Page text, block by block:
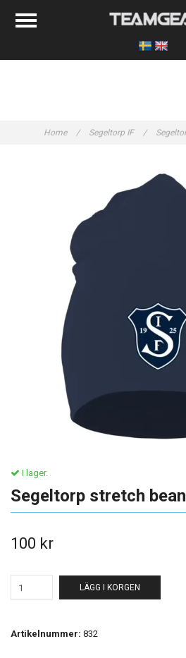
Home / Segeltorp IF /
I lager.
Segeltorp stretch
100 kr
LÄGG I KORGEN
Artikelnummer: 832